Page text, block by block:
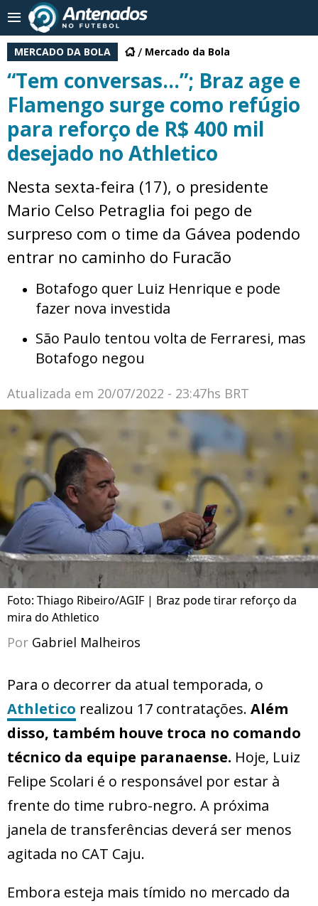
MERCADO DA BOLA Mercado da Bola
“Tem conversas…”; Braz age e
Flamengo surge como refúgio
para reforço de R$ 400 mil
desejado no Athletico
Nesta sexta-feira (17), o presidente
Mario Celso Petraglia foi pego de
surpreso com o time da Gávea podendo
entrar no caminho do Furacão
Botafogo quer Luiz Henrique e pode
fazer nova investida
São Paulo tentou volta de Ferraresi, mas
Botafogo negou
Atualizada em 20/07/2022 - 23:47hs BRT
Foto: Thiago Ribeiro/AGIF | Braz pode tirar reforço da
mira do Athletico
Por Gabriel Malheiros
Para o decorrer da atual temporada, o
Athletico realizou 17 contratações. Além
disso, também houve troca no comando
técnico da equipe paranaense. Hoje, Luiz
Felipe Scolari é o responsável por estar à
frente do time rubro-negro. A próxima
janela de transferências deverá ser menos
agitada no CAT Caju.
Embora esteja mais tímido no mercado da